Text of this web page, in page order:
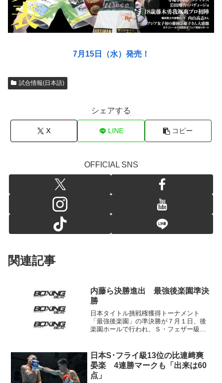
7月15日（水）発売！
試合情報(日本語)
シェアする
X LINE コピー
OFFICIAL SNS
関連記事
内藤ら決勝進出 最強後楽園準決
勝
日本タイトル挑戦権獲得トーナメント
「最強後楽園」の準決勝が７月１日、後
楽園ホールで行われ、Ｓ・フェザー級の
勝は10月19日、準決勝のなかったＳ・ウ
ェルター級を合わせ５階...
日本S･フライ級13位の比連﨑爽
晏楽 4連勝マークも「出来は60
点」